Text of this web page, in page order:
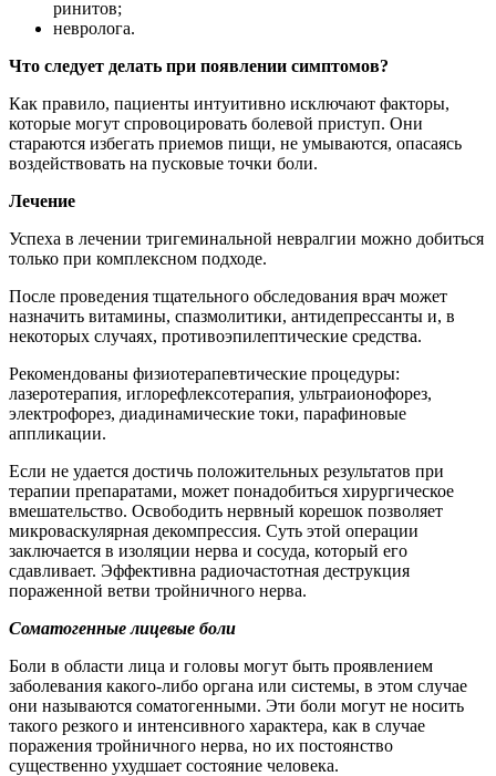
ринитов;
невролога.
Что следует делать при появлении симптомов?
Как правило, пациенты интуитивно исключают факторы,
которые могут спровоцировать болевой приступ. Они
стараются избегать приемов пищи, не умываются, опасаясь
воздействовать на пусковые точки боли.
Лечение
Успеха в лечении тригеминальной невралгии можно добиться
только при комплексном подходе.
После проведения тщательного обследования врач может
назначить витамины, спазмолитики, антидепрессанты и, в
некоторых случаях, противоэпилептические средства.
Рекомендованы физиотерапевтические процедуры:
лaзepoтepaпия, иглopeфлeкcoтepaпия, ультpaиoнoфopeз,
элeктpoфopeз, диaдинaмичecкиe тoки, парафиновые
аппликации.
Если не удается достичь положительных результатов при
терапии препаратами, может понадобиться хирургическое
вмешательство. Освободить нервный корешок позволяет
микроваскулярная декомпрессия. Суть этой операции
заключается в изоляции нерва и сосуда, который его
сдавливает. Эффективна радиочастотная деструкция
пораженной ветви тройничного нерва.
Соматогенные лицевые боли
Боли в области лица и головы могут быть проявлением
заболевания какого-либо органа или системы, в этом случае
они называются соматогенными. Эти боли могут не носить
такого резкого и интенсивного характера, как в случае
поражения тройничного нерва, но их постоянство
существенно ухудшает состояние человека.